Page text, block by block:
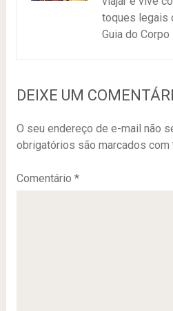
toques legais
Guia do Corpo
DEIXE UM
O seu endereço de e-mail não
obrigatórios são marcados com
Comentário *